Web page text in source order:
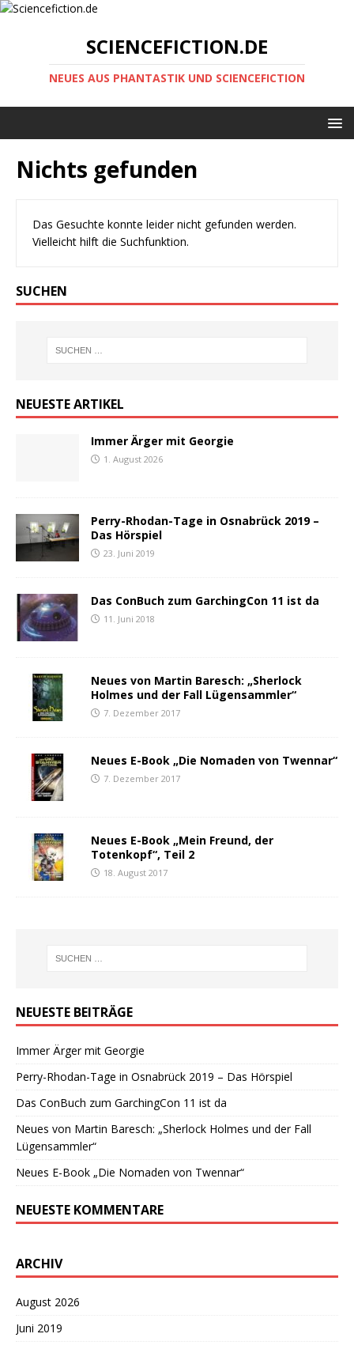
SCIENCEFICTION.DE
NEUES AUS PHANTASTIK UND SCIENCEFICTION
Nichts gefunden
Das Gesuchte konnte leider nicht gefunden werden.
Vielleicht hilft die Suchfunktion.
SUCHEN
NEUESTE ARTIKEL
Immer Ärger mit Georgie
1. August 2026
Perry-Rhodan-Tage in Osnabrück 2019 –
Das Hörspiel
23. Juni 2019
Das ConBuch zum GarchingCon 11 ist da
11. Juni 2018
Neues von Martin Baresch: „Sherlock
Holmes und der Fall Lügensammler“
7. Dezember 2017
Neues E-Book „Die Nomaden von Twennar“
7. Dezember 2017
Neues E-Book „Mein Freund, der
Totenkopf“, Teil 2
18. August 2017
NEUESTE BEITRÄGE
Immer Ärger mit Georgie
Perry-Rhodan-Tage in Osnabrück 2019 – Das Hörspiel
Das ConBuch zum GarchingCon 11 ist da
Neues von Martin Baresch: „Sherlock Holmes und der Fall
Lügensammler“
Neues E-Book „Die Nomaden von Twennar“
NEUESTE KOMMENTARE
ARCHIV
August 2026
Juni 2019